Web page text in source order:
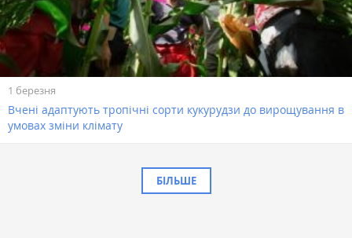
1 березня
Вчені адаптують тропічні сорти кукурудзи до вирощування в
умовах зміни клімату
БІЛЬШЕ